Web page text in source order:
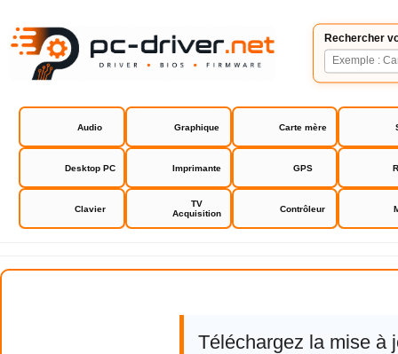
Rechercher
Audio Graphique Carte mère
Desktop PC Imprimante GPS
Clavier
TV
Acquisition
Contrôleur
Asus Strix Soar
Téléchargez la mise à